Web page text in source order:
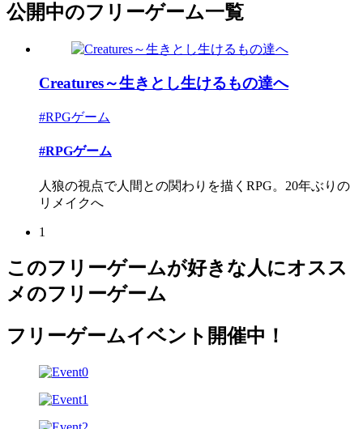
公開中のフリーゲーム一覧
Creatures～生きとし生けるもの達へ
#RPGゲーム
#RPGゲーム
人狼の視点で人間との関わりを描くRPG。20年ぶりの
リメイクへ
1
このフリーゲームが好きな人にオスス
メのフリーゲーム
フリーゲームイベント開催中！